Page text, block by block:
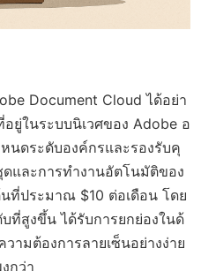
Document Cloud ได้อย่า
ยู่ในระบบนิเวศของ Adobe อ
นดระดับองค์กรและรองรับคุ
และการทำงานอัตโนมัติของ
ที่ประมาณ $10 ต่อเดือน โดย
ที่สูงขึ้น ได้รับการยกย่องในด้
ามต้องการลายเซ็นอย่างง่าย
กว่า